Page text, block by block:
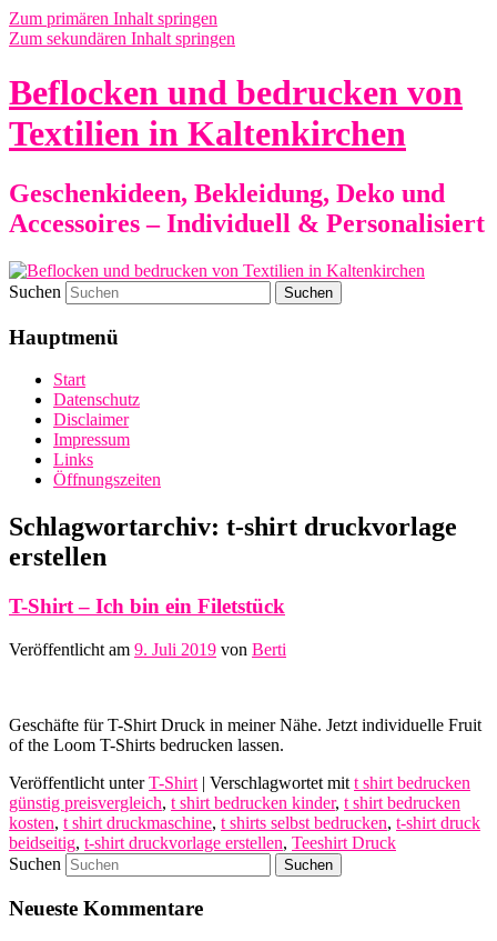
Zum primären Inhalt springen
Zum sekundären Inhalt springen
Beflocken und bedrucken von
Textilien in Kaltenkirchen
Geschenkideen, Bekleidung, Deko und
Accessoires – Individuell & Personalisiert
Suchen
Hauptmenü
Start
Datenschutz
Disclaimer
Impressum
Links
Öffnungszeiten
Schlagwortarchiv: t-shirt druckvorlage
erstellen
T-Shirt – Ich bin ein Filetstück
Veröffentlicht am 9. Juli 2019 von Berti
Geschäfte für T-Shirt Druck in meiner Nähe. Jetzt individuelle Fruit
of the Loom T-Shirts bedrucken lassen.
Veröffentlicht unter T-Shirt | Verschlagwortet mit t shirt bedrucken
günstig preisvergleich, t shirt bedrucken kinder, t shirt bedrucken
kosten, t shirt druckmaschine, t shirts selbst bedrucken, t-shirt druck
beidseitig, t-shirt druckvorlage erstellen, Teeshirt Druck
Suchen
Neueste Kommentare